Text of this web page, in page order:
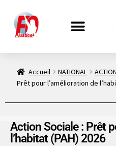
Accueil NATIONAL
Prêt pour l’amélioration de
Action Sociale : Prêt
l’habitat (PAH) 2026